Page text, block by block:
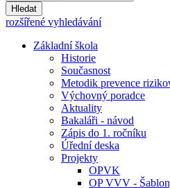
Hledat
rozšířené vyhledávání
Základní škola
Historie
Současnost
Metodik prevence
Výchovný poradce
Aktuality
Bakaláři - návod
Zápis do 1. ročníku
Úřední deska
Projekty
OPVK
OP VVV -